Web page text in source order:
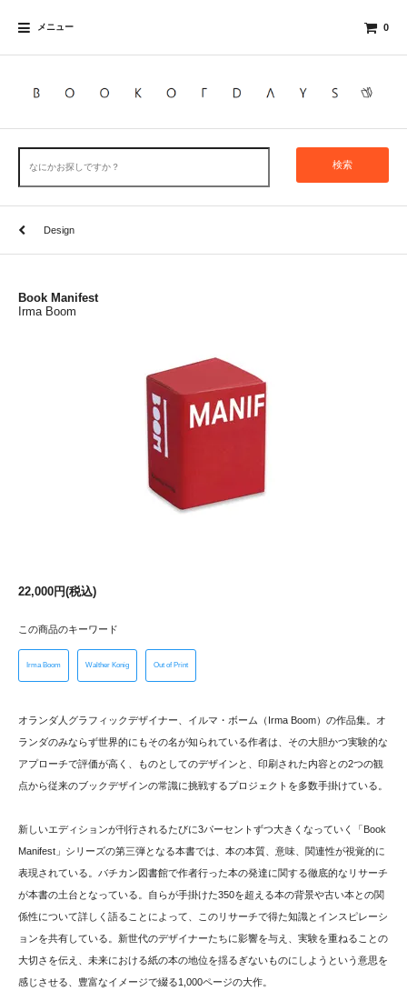
メニュー 0
検索
Design
Book Manifest
Irma Boom
22,000円(税込)
この商品のキーワード
Irma Boom Walther Konig Out of Print
オランダ人グラフィックデザイナー、イルマ・ボーム（Irma Boom）の作品集。オ
ランダのみならず世界的にもその名が知られている作者は、その大胆かつ実験的な
アプローチで評価が高く、ものとしてのデザインと、印刷された内容との2つの観
点から従来のブックデザインの常識に挑戦するプロジェクトを多数手掛けている。
新しいエディションが刊行されるたびに3パーセントずつ大きくなっていく「Book
Manifest」シリーズの第三弾となる本書では、本の本質、意味、関連性が視覚的に
表現されている。バチカン図書館で作者行った本の発達に関する徹底的なリサーチ
が本書の土台となっている。自らが手掛けた350を超える本の背景や古い本との関
係性について詳しく語ることによって、このリサーチで得た知識とインスピレーシ
ョンを共有している。新世代のデザイナーたちに影響を与え、実験を重ねることの
大切さを伝え、未来における紙の本の地位を揺るぎないものにしようという意思を
感じさせる、豊富なイメージで綴る1,000ページの大作。